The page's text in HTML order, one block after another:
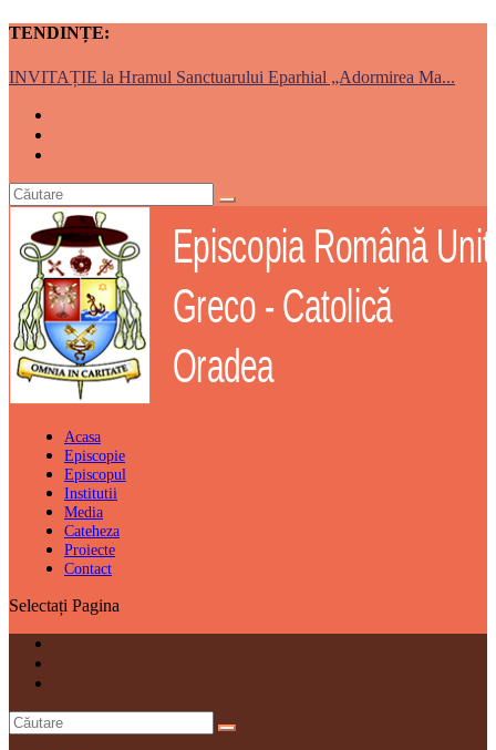
TENDINȚE:
INVITAȚIE la Hramul Sanctuarului Eparhial „Adormirea Ma...
Acasa
Episcopie
Episcopul
Institutii
Media
Cateheza
Proiecte
Contact
Selectați Pagina